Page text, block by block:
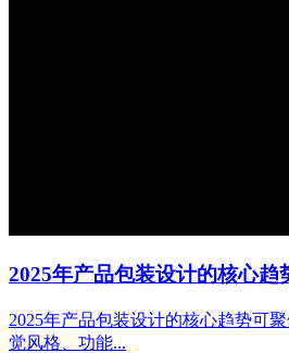
2025年产品包装设计的核心趋
2025年产品包装设计的核心趋势可
觉风格、功能...